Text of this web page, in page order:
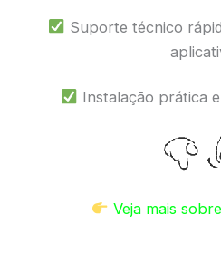
Suporte técnico
Instalação prática
Veja mais